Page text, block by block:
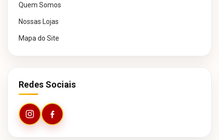
Quem Somos
Nossas Lojas
Mapa do Site
Redes Sociais